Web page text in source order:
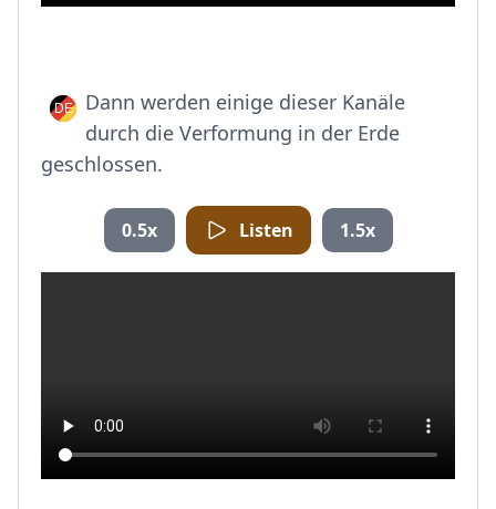
Dann werden einige dieser Kanäle
durch die Verformung in der Erde
geschlossen.
0.5x Listen 1.5x